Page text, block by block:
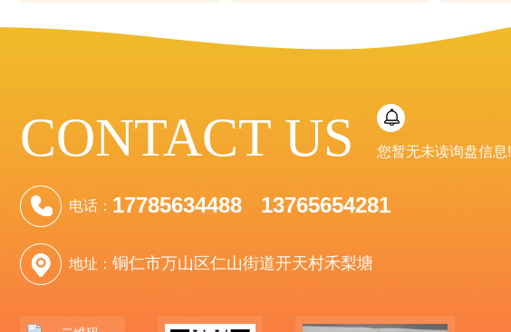
CONTACT US 您暂无未读询盘信息!
电话： 17785634488 13765654281
地址： 铜仁市万山区仁山街道开天村禾梨塘